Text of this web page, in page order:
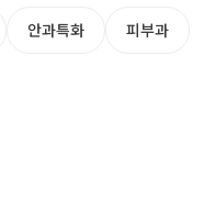
안과특화 피부과